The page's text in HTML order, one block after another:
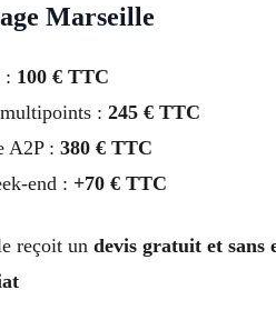
Marseille
: 100 € TTC
: 245 € TTC
A2P : 380 € TTC
end : +70 € TTC
reçoit un devis gratuit et sans